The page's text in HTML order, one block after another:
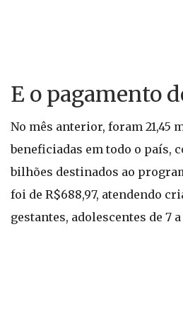
E o pagamento
No mês anterior, foram 21,45
beneficiadas em todo o país,
bilhões destinados ao
foi de R$688,97, atendendo
gestantes, adolescentes de 7